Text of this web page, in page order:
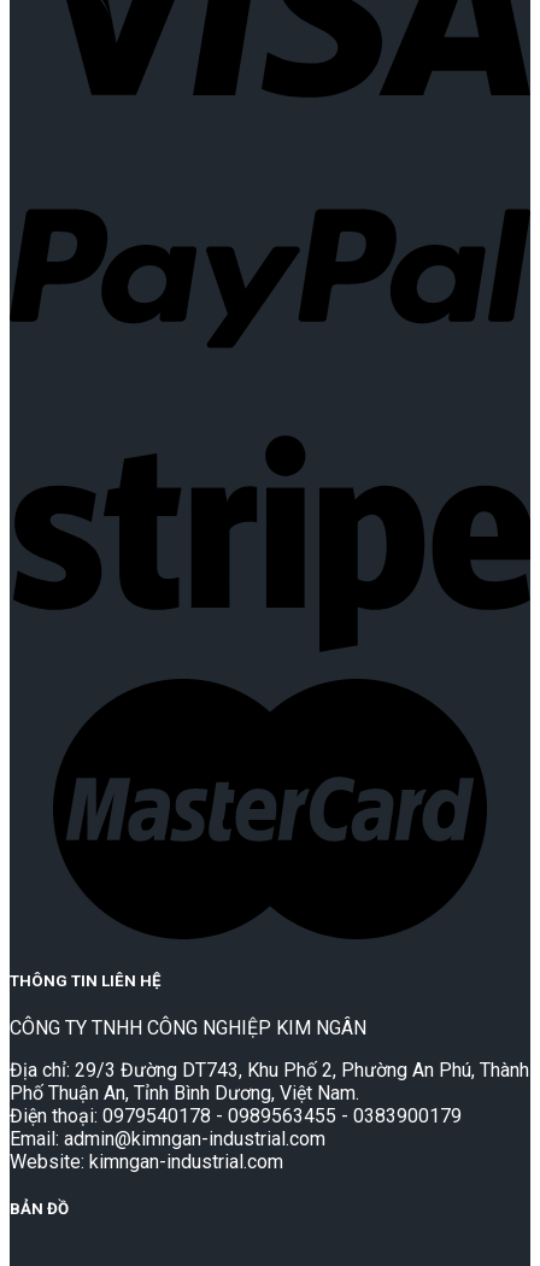
THÔNG TIN LIÊN HỆ
CÔNG TY TNHH CÔNG NGHIỆP KIM NGÂN
Địa chỉ: 29/3 Đường DT743, Khu Phố 2, Phường An Phú, Thành
Phố Thuận An, Tỉnh Bình Dương, Việt Nam.
Điện thoại: 0979540178 - 0989563455 - 0383900179
Email: admin@kimngan-industrial.com
Website: kimngan-industrial.com
BẢN ĐỒ